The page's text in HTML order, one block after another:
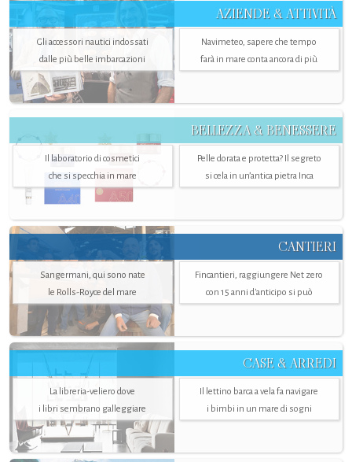
AZIENDE & ATTIVITÀ
Gli accessori nautici indossati
dalle più belle imbarcazioni
Navimeteo, sapere che tempo
farà in mare conta ancora di più
BELLEZZA & BENESSERE
Il laboratorio di cosmetici
che si specchia in mare
Pelle dorata e protetta? Il segreto
si cela in un’antica pietra Inca
CANTIERI
Sangermani, qui sono nate
le Rolls-Royce del mare
Fincantieri, raggiungere Net zero
con 15 anni d'anticipo si può
CASE & ARREDI
La libreria-veliero dove
i libri sembrano galleggiare
Il lettino barca a vela fa navigare
i bimbi in un mare di sogni